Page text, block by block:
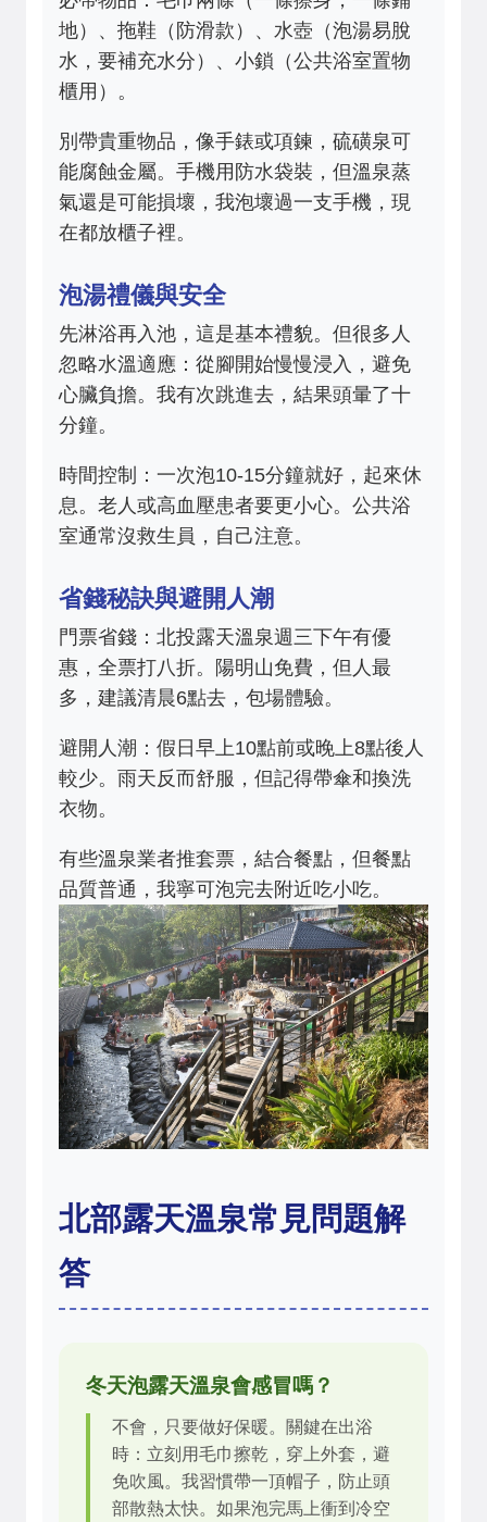
地）、拖鞋（防滑款）、水壺（泡湯易脫
水，要補充水分）、小鎖（公共浴室置物
櫃用）。
別帶貴重物品，像手錶或項鍊，硫磺泉可
能腐蝕金屬。手機用防水袋裝，但溫泉蒸
氣還是可能損壞，我泡壞過一支手機，現
在都放櫃子裡。
泡湯禮儀與安全
先淋浴再入池，這是基本禮貌。但很多人
忽略水溫適應：從腳開始慢慢浸入，避免
心臟負擔。我有次跳進去，結果頭暈了十
分鐘。
時間控制：一次泡10-15分鐘就好，起來休
息。老人或高血壓患者要更小心。公共浴
室通常沒救生員，自己注意。
省錢秘訣與避開人潮
門票省錢：北投露天溫泉週三下午有優
惠，全票打八折。陽明山免費，但人最
多，建議清晨6點去，包場體驗。
避開人潮：假日早上10點前或晚上8點後人
較少。雨天反而舒服，但記得帶傘和換洗
衣物。
有些溫泉業者推套票，結合餐點，但餐點
品質普通，我寧可泡完去附近吃小吃。
北部露天溫泉常見問題解
答
冬天泡露天溫泉會感冒嗎？
不會，只要做好保暖。關鍵在出浴
時：立刻用毛巾擦乾，穿上外套，避
免吹風。我習慣帶一頂帽子，防止頭
部散熱太快。如果泡完馬上衝到冷空